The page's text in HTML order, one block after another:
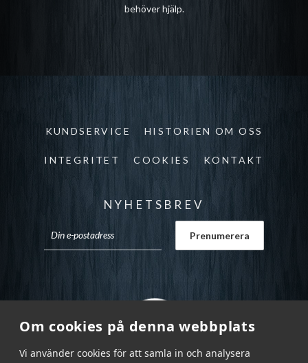
Om cookies på denna webbplats
Vi använder cookies för att samla in och analysera
behöver hjälp.
KUNDSERVICE HISTORIEN OM OSS
INTEGRITET COOKIES KONTAKT
NYHETSBREV